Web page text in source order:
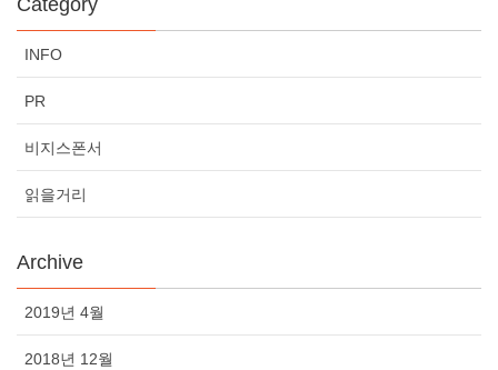
INFO
PR
비지스폰서
읽을거리
Archive
2019년 4월
2018년 12월